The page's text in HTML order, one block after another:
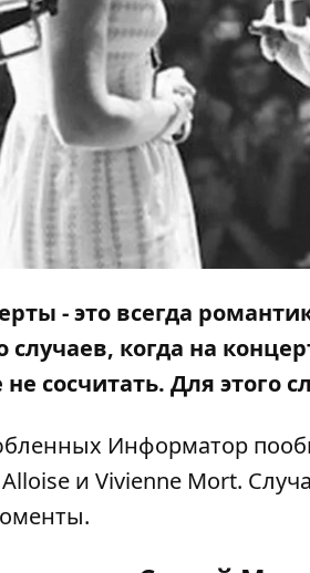
- это всегда
случаев, когда на
сосчитать. Для этого
Информатор
и Vivienne Mort.